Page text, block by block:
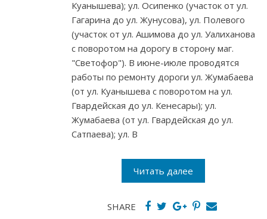
Куанышева); ул. Осипенко (участок от ул.
Гагарина до ул. Жунусова), ул. Полевого
(участок от ул. Ашимова до ул. Уалиханова
с поворотом на дорогу в сторону маг.
"Светофор"). В июне-июле проводятся
работы по ремонту дороги ул. Жумабаева
(от ул. Куанышева с поворотом на ул.
Гвардейская до ул. Кенесары); ул.
Жумабаева (от ул. Гвардейская до ул.
Сатпаева); ул. В
Читать далее
SHARE